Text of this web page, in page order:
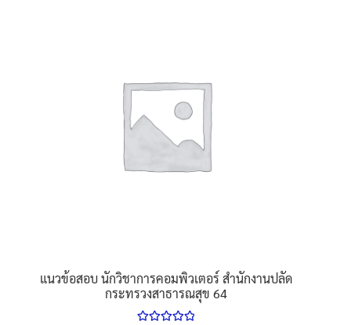
แนวข้อสอบ นักวิชาการคอมพิวเตอร์ สำนักงานปลัด
กระทรวงสาธารณสุข 64